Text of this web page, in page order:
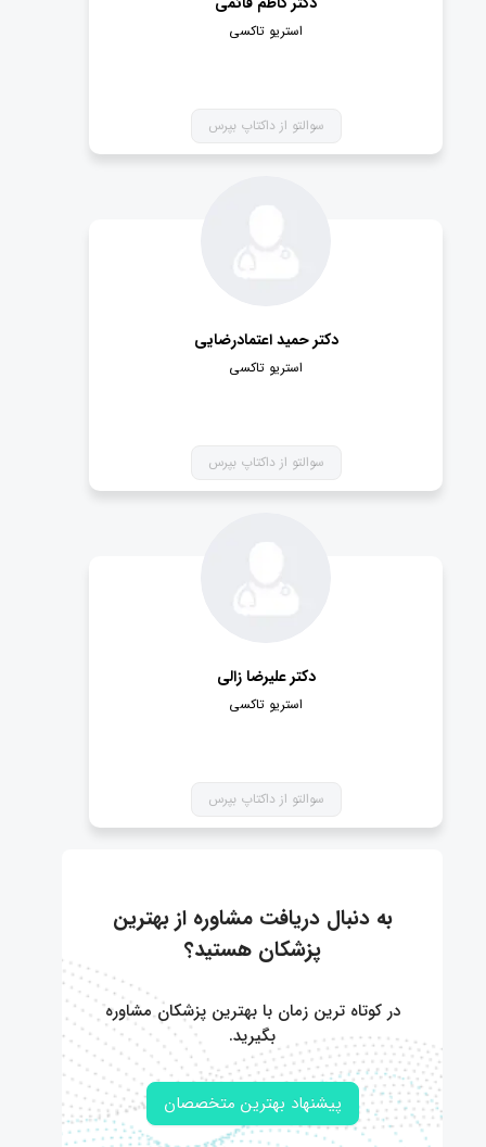
استریو تاکسی
سوالتو از داکتاپ بپرس
دکتر حمید اعتمادرضایی
استریو تاکسی
سوالتو از داکتاپ بپرس
دکتر علیرضا زالی
استریو تاکسی
سوالتو از داکتاپ بپرس
به دنبال دریافت مشاوره از بهترین
پزشکان هستید؟
در کوتاه ترین زمان با بهترین پزشکان مشاوره
بگیرید.
پیشنهاد بهترین متخصصان